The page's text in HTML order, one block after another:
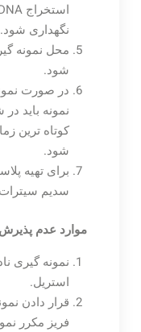
نگهداری شود.
محل نمونه
شود.
در صورت
نمونه باید
کوتاه ترین
شود.
سدیم
موارد عدم
نمونه گیری
استریل.
قرار دادن
فریز مکرر